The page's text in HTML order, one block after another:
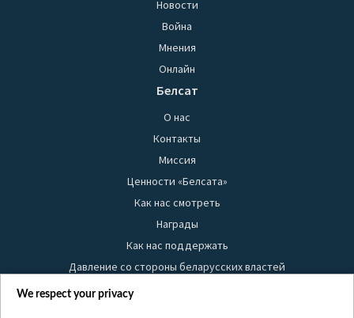
Новости
Война
Мнения
Онлайн
Белсат
О нас
Контакты
Миссия
Ценности «Белсата»
Как нас смотреть
Награды
Как нас поддержать
Давление со стороны беларусских властей
Правила использования материалов
We respect your privacy